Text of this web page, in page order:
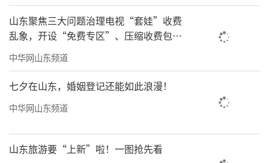
山东聚焦三大问题治理电视“套娃”收费
乱象，开设“免费专区”、压缩收费包比
例70%以上
中华网山东频道
七夕在山东，婚姻登记还能如此浪漫！
中华网山东频道
山东旅游要“上新”啦！一图抢先看